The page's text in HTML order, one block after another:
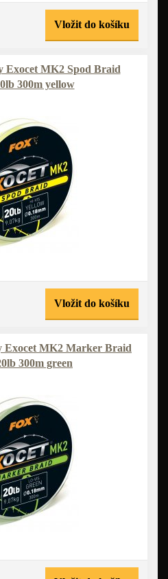
Vložit do košíku
Exocet MK2 Spod Braid
300m yellow
Vložit do košíku
Exocet MK2 Marker Braid
300m green